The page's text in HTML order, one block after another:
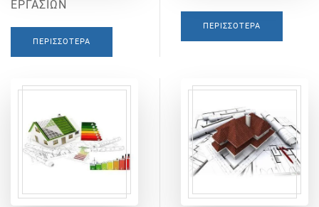
ΕΡΓΑΣΙΩΝ
ΠΕΡΙΣΣΌΤΕΡΑ
ΠΕΡΙΣΣΌΤΕΡΑ